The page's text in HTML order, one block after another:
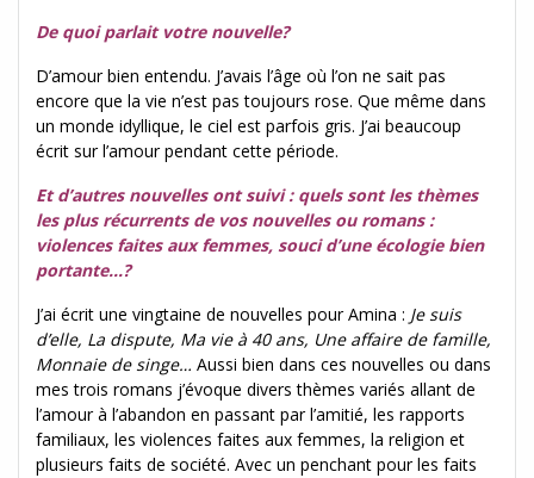
De quoi parlait votre nouvelle?
D’amour bien entendu. J’avais l’âge où l’on ne sait pas
encore que la vie n’est pas toujours rose. Que même dans
un monde idyllique, le ciel est parfois gris. J’ai beaucoup
écrit sur l’amour pendant cette période.
Et d’autres nouvelles ont suivi : quels sont les thèmes
les plus récurrents de vos nouvelles ou romans :
violences faites aux femmes, souci d’une écologie bien
portante…?
J’ai écrit une vingtaine de nouvelles pour Amina : Je suis
d’elle, La dispute, Ma vie à 40 ans, Une affaire de famille,
Monnaie de singe… Aussi bien dans ces nouvelles ou dans
mes trois romans j’évoque divers thèmes variés allant de
l’amour à l’abandon en passant par l’amitié, les rapports
familiaux, les violences faites aux femmes, la religion et
plusieurs faits de société. Avec un penchant pour les faits